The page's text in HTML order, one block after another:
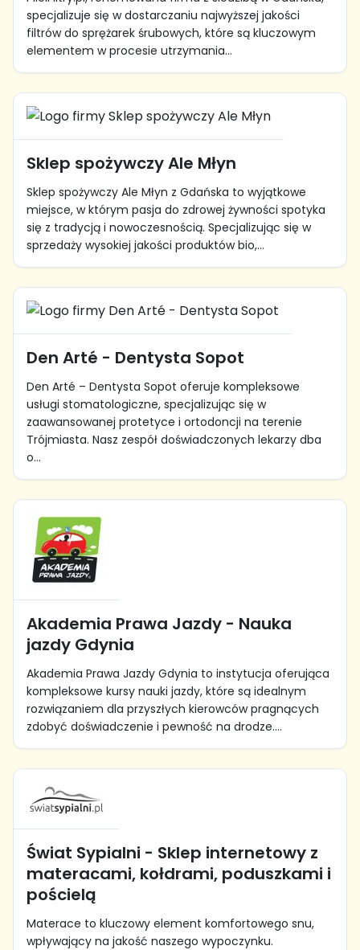
specjalizuje się w dostarczaniu najwyższej jakości
filtrów do sprężarek śrubowych, które są kluczowym
elementem w procesie utrzymania...
Sklep spożywczy Ale Młyn
Sklep spożywczy Ale Młyn z Gdańska to wyjątkowe
miejsce, w którym pasja do zdrowej żywności spotyka
się z tradycją i nowoczesnością. Specjalizując się w
sprzedaży wysokiej jakości produktów bio,...
Den Arté - Dentysta Sopot
Den Arté – Dentysta Sopot oferuje kompleksowe
usługi stomatologiczne, specjalizując się w
zaawansowanej protetyce i ortodoncji na terenie
Trójmiasta. Nasz zespół doświadczonych lekarzy dba
o...
Akademia Prawa Jazdy - Nauka
jazdy Gdynia
Akademia Prawa Jazdy Gdynia to instytucja oferująca
kompleksowe kursy nauki jazdy, które są idealnym
rozwiązaniem dla przyszłych kierowców pragnących
zdobyć doświadczenie i pewność na drodze....
Świat Sypialni - Sklep internetowy z
materacami, kołdrami, poduszkami i
pościelą
Materace to kluczowy element komfortowego snu,
wpływający na jakość naszego wypoczynku.